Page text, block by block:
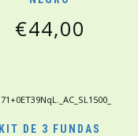
€44,00
KIT DE 3 FUNDAS